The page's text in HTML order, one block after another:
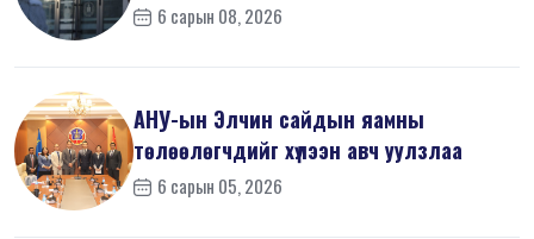
6 сарын 08, 2026
АНУ-ын Элчин сайдын яамны
төлөөлөгчдийг хүлээн авч уулзлаа
6 сарын 05, 2026